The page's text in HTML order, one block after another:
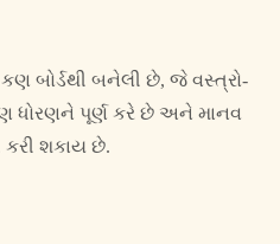
બોર્ડથી બનેલી છે, જે વસ્ત્રો-
ધોરણને પૂર્ણ કરે છે અને માનવ
શકાય છે.